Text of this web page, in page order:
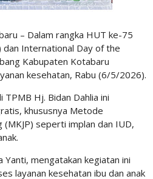
– Dalam rangka HUT ke-75
dan International Day of the
Kabupaten Kotabaru
kesehatan, Rabu (6/5/2026).
Hj. Bidan Dahlia ini
khususnya Metode
(MKJP) seperti implan dan IUD,
Yanti, mengatakan kegiatan ini
layanan kesehatan ibu dan anak